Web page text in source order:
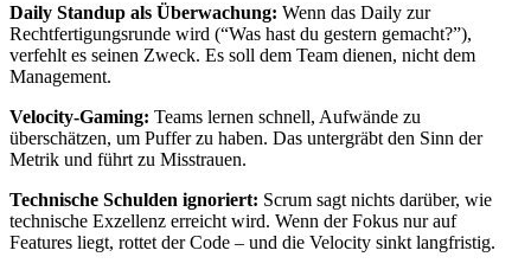
Daily Standup als Überwachung: Wenn das Daily zur
Rechtfertigungsrunde wird (“Was hast du gestern gemacht?”),
verfehlt es seinen Zweck. Es soll dem Team dienen, nicht dem
Management.
Velocity-Gaming: Teams lernen schnell, Aufwände zu
überschätzen, um Puffer zu haben. Das untergräbt den Sinn der
Metrik und führt zu Misstrauen.
Technische Schulden ignoriert: Scrum sagt nichts darüber, wie
technische Exzellenz erreicht wird. Wenn der Fokus nur auf
Features liegt, rottet der Code – und die Velocity sinkt langfristig.